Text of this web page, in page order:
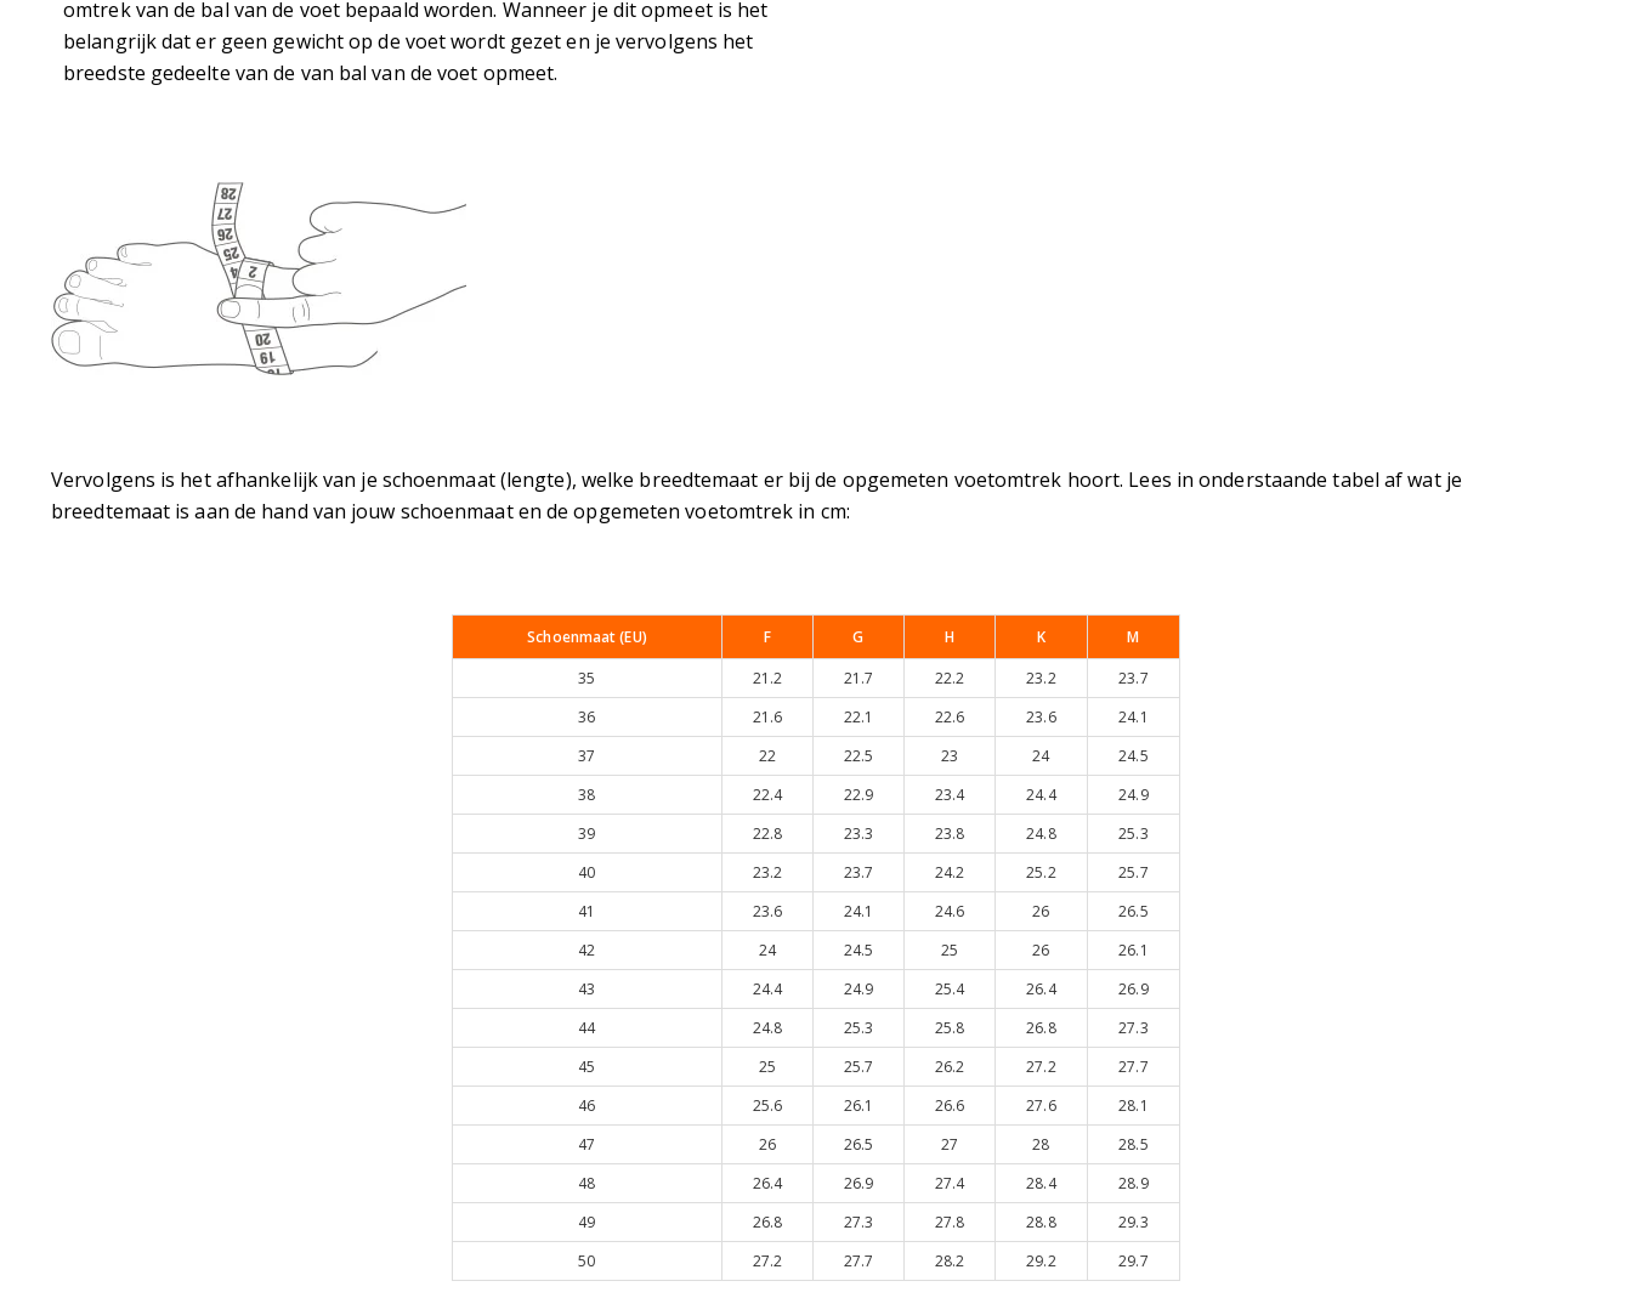
omtrek van de bal van de voet bepaald worden. Wanneer je dit opmeet is het
belangrijk dat er geen gewicht op de voet wordt gezet en je vervolgens het
breedste gedeelte van de van bal van de voet opmeet.
Vervolgens is het afhankelijk van je schoenmaat (lengte), welke breedtemaat er bij de opgemeten voetomtrek hoort. Lees in onderstaande tabel af wat je
breedtemaat is aan de hand van jouw schoenmaat en de opgemeten voetomtrek in cm:
Schoenmaat (EU) F G H K
M
35
21.2 21.7 22.2 23.2
23.7
36
21.6 22.1 22.6 23.6
24.1
37
22 22.5 23 24
24.5
38
22.4 22.9 23.4 24.4
24.9
39
22.8 23.3 23.8 24.8
25.3
40
23.2 23.7 24.2 25.2
25.7
41
23.6 24.1 24.6 26
26.5
42
24 24.5 25 26
26.1
43
24.4 24.9 25.4 26.4
26.9
44
24.8 25.3 25.8 26.8
27.3
45
25 25.7 26.2 27.2
27.7
46
25.6 26.1 26.6 27.6
28.1
47
26 26.5 27 28
28.5
48
26.4 26.9 27.4 28.4
28.9
49
26.8 27.3 27.8 28.8
29.3
50
27.2 27.7 28.2 29.2 29.7